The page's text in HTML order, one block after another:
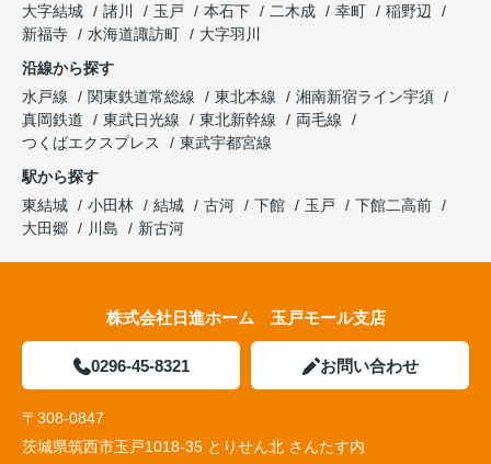
大字結城
諸川 玉戸 本石下 二木成 幸町
稲野辺
新福寺
水海道諏訪町
大字羽川
沿線から探す
水戸線
関東鉄道常総線 東北本線
湘南新宿ライン宇須
真岡鉄道
東武日光線 東北新幹線
両毛線
つくばエクスプレス
東武宇都宮線
駅から探す
東結城
小田林 結城 古河 下館 玉戸
下館二高前
大田郷
川島 新古河
株式会社日進ホーム 玉戸モール支店
0296-45-8321 お問い合わせ
〒308-0847
茨城県筑西市玉戸1018-35 とりせん北 さんたす内